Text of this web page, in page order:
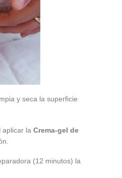
y seca la superficie
aplicar la Crema-gel de
(12 minutos) la